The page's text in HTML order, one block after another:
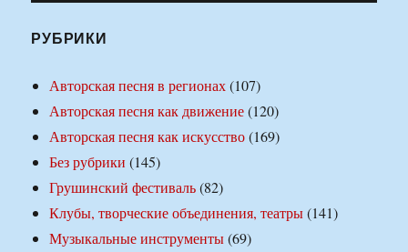
РУБРИКИ
Авторская песня в регионах(107)
Авторская песня как движение(120)
Авторская песня как искусство(169)
Без рубрики (145)
Грушинский фестиваль(82)
Клубы, творческие объединения, театры(141)
Музыкальные инструменты(69)